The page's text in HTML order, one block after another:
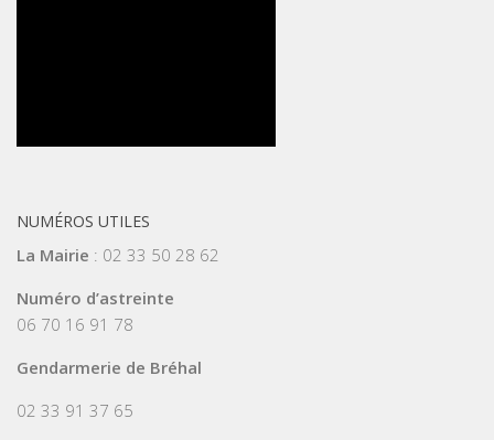
NUMÉROS UTILES
La Mairie : 02 33 50 28 62
Numéro d’astreinte
06 70 16 91 78
Gendarmerie de Bréhal
02 33 91 37 65